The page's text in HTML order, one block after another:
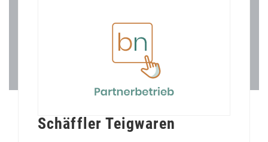
Schäffler Teigwaren